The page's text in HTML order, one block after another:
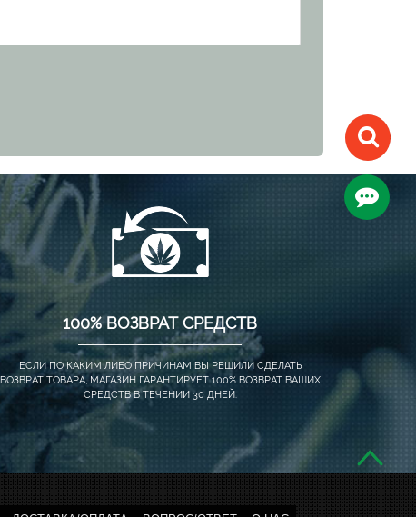
100% ВОЗВРАТ СРЕДСТВ
ЕСЛИ ПО КАКИМ ЛИБО ПРИЧИНАМ ВЫ РЕШИЛИ СДЕЛАТЬ
ВОЗВРАТ ТОВАРА, МАГАЗИН ГАРАНТИРУЕТ 100% ВОЗВРАТ ВАШИХ
СРЕДСТВ В ТЕЧЕНИИ 30 ДНЕЙ.